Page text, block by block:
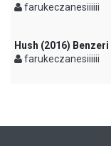
farukeczanesiiiiii
Hush (2016)
farukeczanesiiiiii